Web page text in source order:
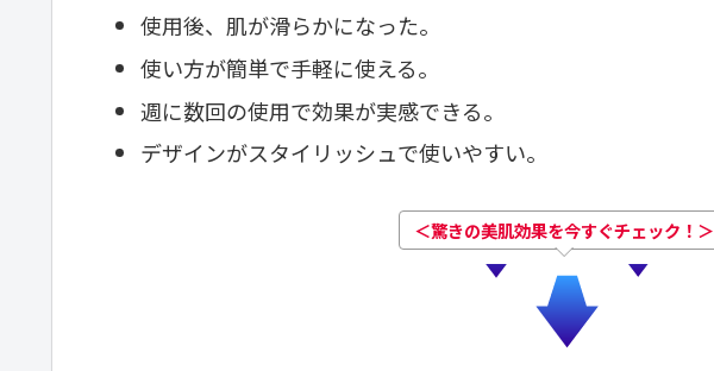
使用後、肌が滑らかになった。
使い方が簡単で手軽に使える。
週に数回の使用で効果が実感できる。
デザインがスタイリッシュで使いやすい。
＜驚きの美肌効果を今すぐチェック！＞